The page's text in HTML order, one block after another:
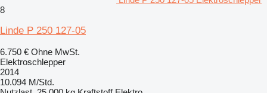
8
Linde P 250 127-05
6.750 € Ohne MwSt.
Elektroschlepper
2014
10.094 M/Std.